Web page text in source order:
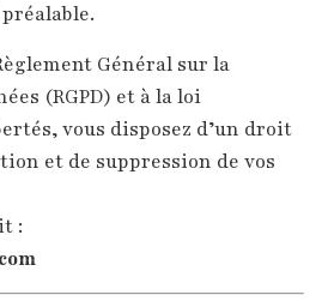
Général sur la
(RGPD) et à la loi
vous disposez d’un droit
et de suppression de vos
: